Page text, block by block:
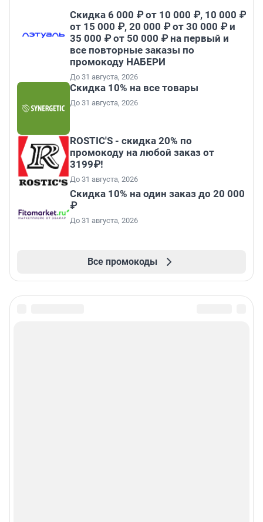
Скидка 6 000 ₽ от 10 000 ₽, 10 000 ₽
от 15 000 ₽, 20 000 ₽ от 30 000 ₽ и
35 000 ₽ от 50 000 ₽ на первый и
все повторные заказы по
промокоду НАБЕРИ
До 31 августа, 2026
Скидка 10% на все товары
До 31 августа, 2026
ROSTIC'S - скидка 20% по
промокоду на любой заказ от
3199₽!
До 31 августа, 2026
Скидка 10% на один заказ до 20 000
₽
До 31 августа, 2026
Все промокоды